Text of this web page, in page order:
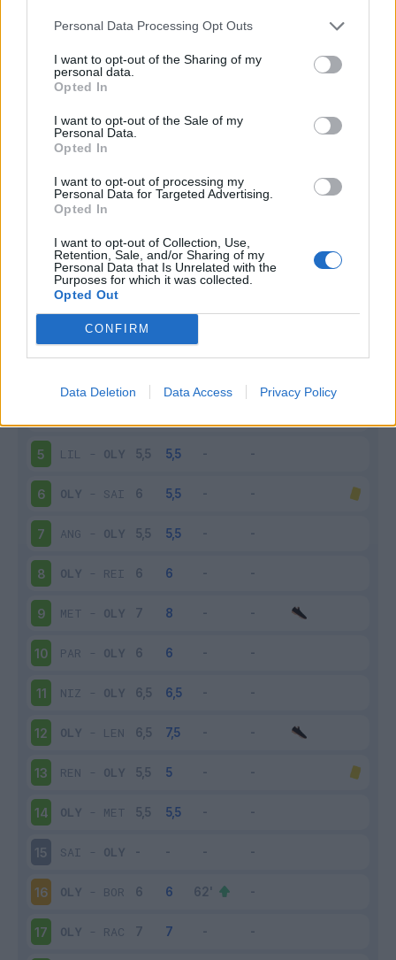
Personal Data Processing Opt Outs
I want to opt-out of the Sharing of my
personal data.
Opted In
I want to opt-out of the Sale of my
Personal Data.
Opted In
I want to opt-out of processing my
Personal Data for Targeted Advertising.
Opted In
I want to opt-out of Collection, Use,
Retention, Sale, and/or Sharing of my
Personal Data that Is Unrelated with the
Purposes for which it was collected.
Opted Out
CONFIRM
Data Deletion Data Access Privacy Policy
Infortunato 0 - 0%
Inutilizzato
Scarica riepilogo
stagionale
Giornata Voto FV Entrato Uscito Bonus/Malus
CRO-MIL
-OLY
5 LIL - OLY
6 OLY - SAI
7 ANG - OLY
8 OLY - REI
9 MET - OLY
10 PAR - OLY
11 NIZ - OLY
12 OLY - LEN
13 REN - OLY
14 OLY - MET
15 SAI - OLY
16 OLY - BOR
17 OLY - RAC